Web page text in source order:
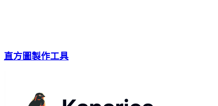
直方圖製作工具